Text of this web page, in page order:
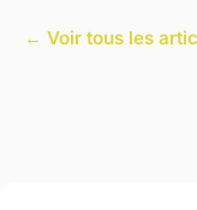
← Voir tous les